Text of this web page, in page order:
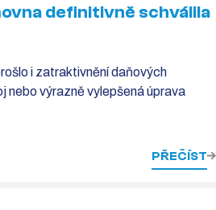
definitivně schválila
i zatraktivnění daňových
nebo výrazně vylepšená úprava
PŘEČÍST